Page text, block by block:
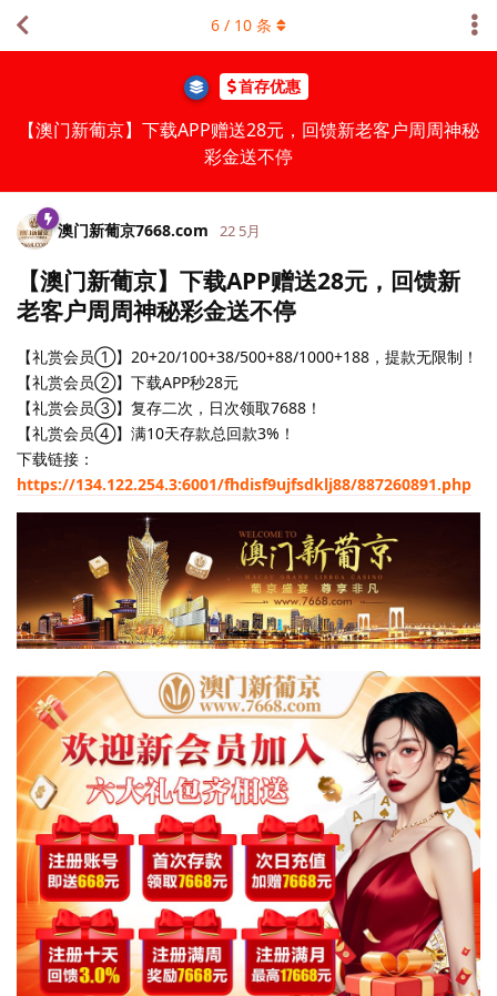
首存优惠
【澳门新葡京】下载APP赠送28元，回馈新老客户周周神秘
彩金送不停
6 / 10 条
澳门新葡京7668.​com 22 5月
【澳门新葡京】下载APP赠送28元，回馈新
老客户周周神秘彩金送不停
【礼赏会员①】20+20/100+38/500+88/1000+188，提款无限制！
【礼赏会员②】下载APP秒28元
【礼赏会员③】复存二次，日次领取7688！
【礼赏会员④】满10天存款总回款3%！
下载链接：
https://134.122.254.3:6001/fhdisf9ujfsdklj88/887260891.php